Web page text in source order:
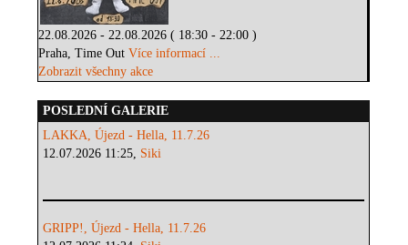
22.08.2026 - 22.08.2026 ( 18:30 - 22:00 )
Praha, Time OutVíce informací ...
Zobrazit všechny akce
POSLEDNÍ GALERIE
LAKKA, Újezd - Hella, 11.7.26
12.07.2026 11:25, Siki
GRIPP!, Újezd - Hella, 11.7.26